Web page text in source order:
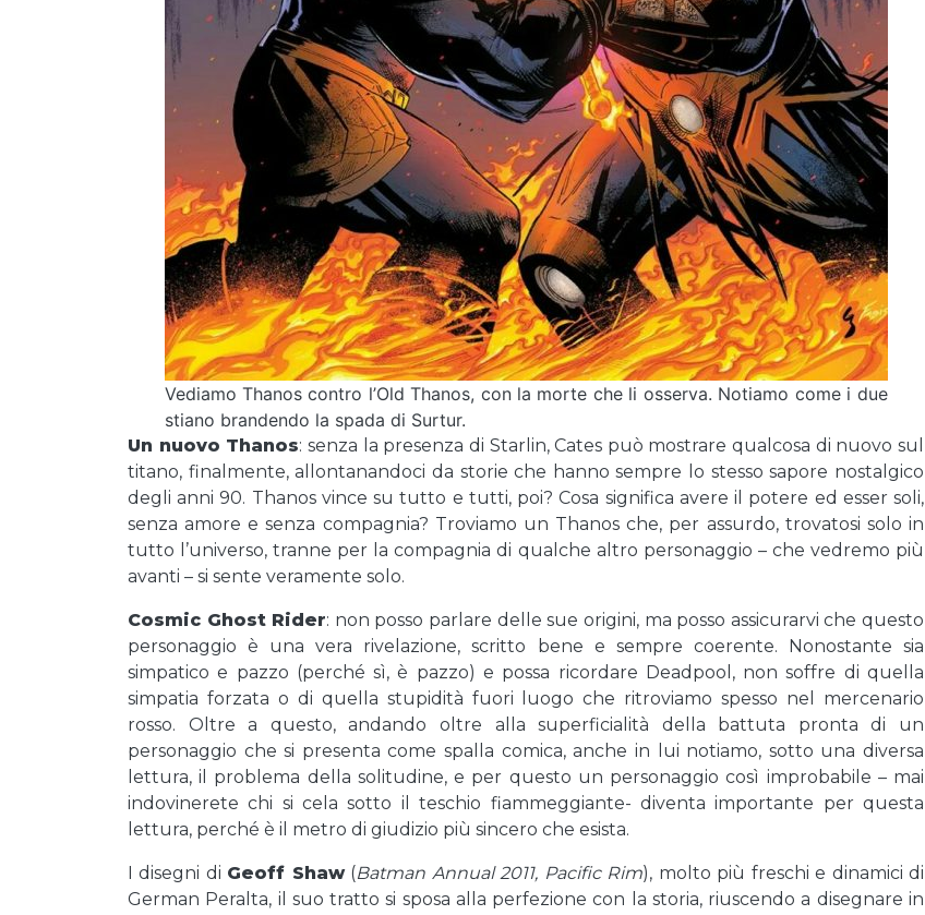
Vediamo Thanos contro l’Old Thanos, con la morte che li osserva. Notiamo come i due
stiano brandendo la spada di Surtur.
Un nuovo Thanos: senza la presenza di Starlin, Cates può mostrare qualcosa di nuovo sul
titano, finalmente, allontanandoci da storie che hanno sempre lo stesso sapore nostalgico
degli anni 90. Thanos vince su tutto e tutti, poi? Cosa significa avere il potere ed esser soli,
senza amore e senza compagnia? Troviamo un Thanos che, per assurdo, trovatosi solo in
tutto l’universo, tranne per la compagnia di qualche altro personaggio – che vedremo più
avanti – si sente veramente solo.
Cosmic Ghost Rider: non posso parlare delle sue origini, ma posso assicurarvi che questo
personaggio è una vera rivelazione, scritto bene e sempre coerente. Nonostante sia
simpatico e pazzo (perché sì, è pazzo) e possa ricordare Deadpool, non soffre di quella
simpatia forzata o di quella stupidità fuori luogo che ritroviamo spesso nel mercenario
rosso. Oltre a questo, andando oltre alla superficialità della battuta pronta di un
personaggio che si presenta come spalla comica, anche in lui notiamo, sotto una diversa
lettura, il problema della solitudine, e per questo un personaggio così improbabile – mai
indovinerete chi si cela sotto il teschio fiammeggiante- diventa importante per questa
lettura, perché è il metro di giudizio più sincero che esista.
I disegni di Geoff Shaw(Batman Annual 2011, Pacific Rim), molto più freschi e dinamici di
German Peralta, il suo tratto si sposa alla perfezione con la storia, riuscendo a disegnare in